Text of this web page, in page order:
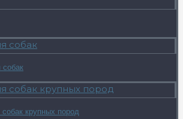
собак
собак крупных пород